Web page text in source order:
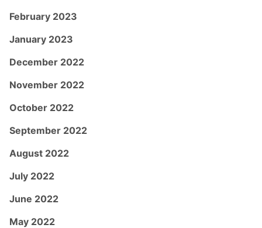
February 2023
January 2023
December 2022
November 2022
October 2022
September 2022
August 2022
July 2022
June 2022
May 2022